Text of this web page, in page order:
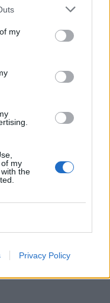
my
my
the
Privacy Policy
nem hiszünk a
és az örökölt árnyak
zsenialitása